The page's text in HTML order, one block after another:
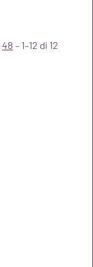
48 – 1–12 di 12